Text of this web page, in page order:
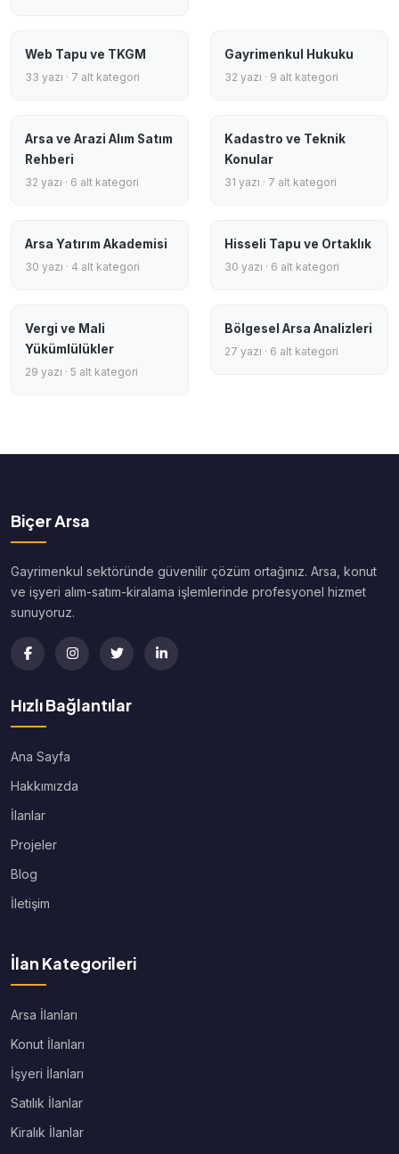
Web Tapu ve TKGM
33 yazı · 7 alt kategori
Gayrimenkul Hukuku
32 yazı · 9 alt kategori
Arsa ve Arazi Alım Satım
Rehberi
32 yazı · 6 alt kategori
Kadastro ve Teknik
Konular
31 yazı · 7 alt kategori
Arsa Yatırım Akademisi
30 yazı · 4 alt kategori
Hisseli Tapu ve Ortaklık
30 yazı · 6 alt kategori
Vergi ve Mali
Yükümlülükler
29 yazı · 5 alt kategori
Bölgesel Arsa Analizleri
27 yazı · 6 alt kategori
Biçer Arsa
Gayrimenkul sektöründe güvenilir çözüm ortağınız. Arsa, konut
ve işyeri alım-satım-kiralama işlemlerinde profesyonel hizmet
sunuyoruz.
Hızlı Bağlantılar
Ana Sayfa
Hakkımızda
İlanlar
Projeler
Blog
İletişim
İlan Kategorileri
Arsa İlanları
Konut İlanları
İşyeri İlanları
Satılık İlanlar
Kiralık İlanlar